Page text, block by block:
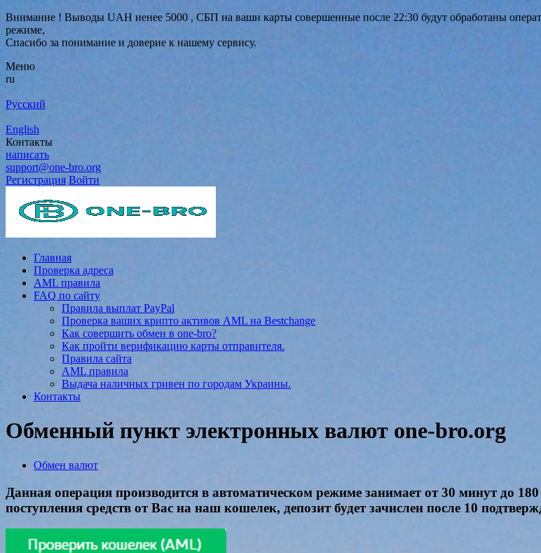
Внимание ! Выводы UAH иенее 5000 , СБП на ваши карты совершенные после 22:30 будут обработаны
режиме,
Спасибо за понимание и доверие к нашему сервису.
Меню
ru
Русский
English
Контакты
написать
support@one-bro.org
Регистрация Войти
Главная
Проверка адреса
AML правила
FAQ по сайту
Правила выплат PayPal
Проверка ваших крипто активов AML на Bestchange
Как совершить обмен в one-bro?
Как пройти верификацию карты отправителя.
Правила сайта
AML правила
Выдача наличных гривен по городам Украины.
Контакты
Обменный пункт электронных валют one-bro.org
Обмен валют
Данная операция производится в автоматическом режиме занимает от 30 минут до
поступления средств от Вас на наш кошелек, депозит будет зачислен после 10